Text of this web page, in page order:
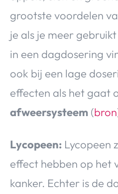
grootste voordelen
je als je meer
in een dagdosering
ook bij een lage
effecten als het gaat
afweersysteem (bron
Lycopeen: Lycopeen
effect hebben op het
kanker. Echter is de